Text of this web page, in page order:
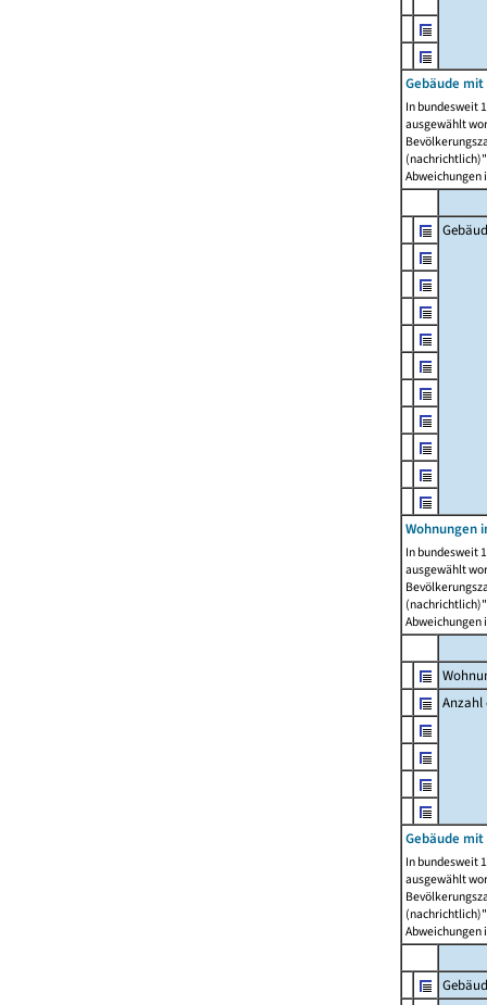
Gebäude
In bundesweit
ausgewählt
Abweichungen
Wohnungen
In bundesweit
ausgewählt
Abweichungen
Anzahl
Gebäude
In bundesweit
ausgewählt
Abweichungen